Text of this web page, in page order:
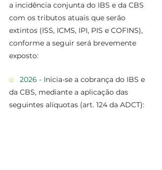
a incidência conjunta do IBS e da CBS
com os tributos atuais que serão
extintos (ISS, ICMS, IPI, PIS e COFINS),
conforme a seguir será brevemente
exposto:
o 2026 - Inicia-se a cobrança do IBS e
da CBS, mediante a aplicação das
seguintes alíquotas (art. 124 da ADCT):